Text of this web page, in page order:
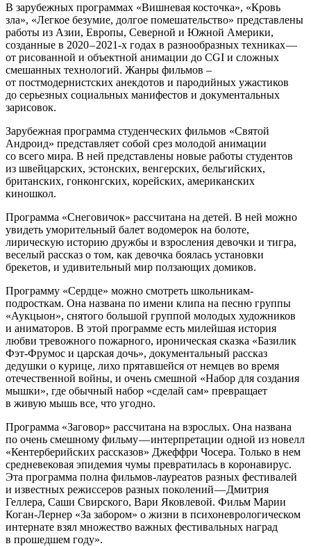
В зарубежных программах «Вишневая косточка», «Кровь
зла», «Легкое безумие, долгое помешательство» представлены
работы из Азии, Европы, Северной и Южной Америки,
созданные в 2020 – 2021‑х годах в разнообразных техниках —
от рисованной и объектной анимации до CGI и сложных
смешанных технологий. Жанры фильмов –
от постмодернистских анекдотов и пародийных ужастиков
до серьезных социальных манифестов и документальных
зарисовок.
Зарубежная программа студенческих фильмов «Святой
Андроид» представляет собой срез молодой анимации
со всего мира. В ней представлены новые работы студентов
из швейцарских, эстонских, венгерских, бельгийских,
британских, гонконгских, корейских, американских
киношкол.
Программа «Снеговичок» рассчитана на детей. В ней можно
увидеть уморительный балет водомерок на болоте,
лирическую историю дружбы и взросления девочки и тигра,
веселый рассказ о том, как девочка боялась установки
брекетов, и удивительный мир ползающих домиков.
Программу «Сердце» можно смотреть школьникам-
подросткам. Она названа по имени клипа на песню группы
«Аукцыон», снятого большой группой молодых художников
и аниматоров. В этой программе есть милейшая история
любви тревожного пожарного, ироническая сказка «Базилик
Фэт-Фрумос и царская дочь», документальный рассказ
дедушки о курице, лихо прятавшейся от немцев во время
отечественной войны, и очень смешной «Набор для создания
мышки», где обычный набор «сделай сам» превращает
в живую мышь все, что угодно.
Программа «Заговор» рассчитана на взрослых. Она названа
по очень смешному фильму — интерпретации одной из новелл
«Кентерберийских рассказов» Джеффри Чосера. Только в нем
средневековая эпидемия чумы превратилась в коронавирус.
Эта программа полна фильмов-лауреатов разных фестивалей
и известных режиссеров разных поколений — Дмитрия
Геллера, Саши Свирского, Вари Яковлевой. Фильм Марии
Коган-Лернер «За забором» о жизни в психоневрологическом
интернате взял множество важных фестивальных наград
в прошедшем году».